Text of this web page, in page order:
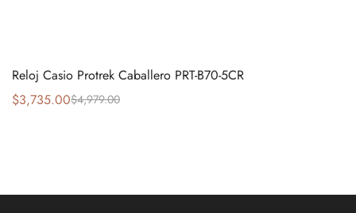
Reloj Casio Protrek Caballero PRT-B70-5CR
$4,979.00
$3,735.00